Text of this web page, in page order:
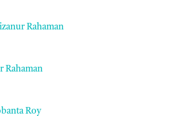
Rahaman
Rahaman
Roy